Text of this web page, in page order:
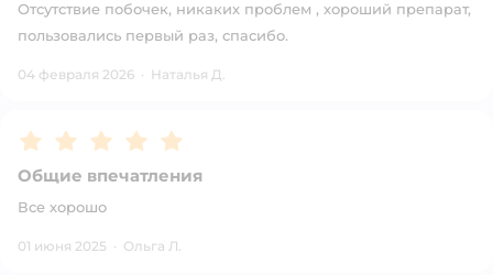
Отсутствие побочек, никаких проблем , хороший препарат,
пользовались первый раз, спасибо.
04 февраля 2026 · Наталья Д.
Рейтинг:5
Общие впечатления
Все хорошо
01 июня 2025 · Ольга Л.